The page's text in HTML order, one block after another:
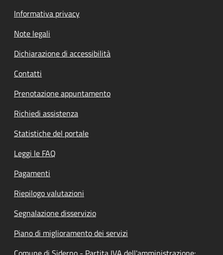
Informativa privacy
Note legali
Dichiarazione di accessibilità
Contatti
Prenotazione appuntamento
Richiedi assistenza
Statistiche del portale
Leggi le FAQ
Pagamenti
Riepilogo valutazioni
Segnalazione disservizio
Piano di miglioramento dei servizi